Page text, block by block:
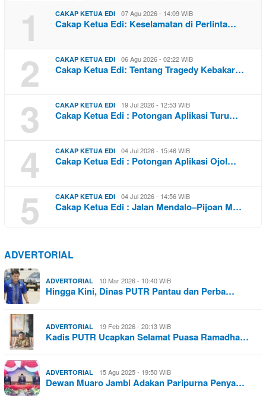
1 CAKAP KETUA EDI 07 Agu 2026 - 14:09 WIB
Cakap Ketua Edi: Keselamatan di Perlinta…
2 CAKAP KETUA EDI 06 Agu 2026 - 02:22 WIB
Cakap Ketua Edi: Tentang Tragedy Kebakar…
3 CAKAP KETUA EDI 19 Jul 2026 - 12:53 WIB
Cakap Ketua Edi : Potongan Aplikasi Turu…
4 CAKAP KETUA EDI 04 Jul 2026 - 15:46 WIB
Cakap Ketua Edi : Potongan Aplikasi Ojol…
5 CAKAP KETUA EDI 04 Jul 2026 - 14:56 WIB
Cakap Ketua Edi : Jalan Mendalo–Pijoan M…
ADVERTORIAL
ADVERTORIAL 10 Mar 2026 - 10:40 WIB
Hingga Kini, Dinas PUTR Pantau dan Perba…
ADVERTORIAL 19 Feb 2026 - 20:13 WIB
Kadis PUTR Ucapkan Selamat Puasa Ramadha…
ADVERTORIAL 15 Agu 2025 - 19:50 WIB
Dewan Muaro Jambi Adakan Paripurna Penya…